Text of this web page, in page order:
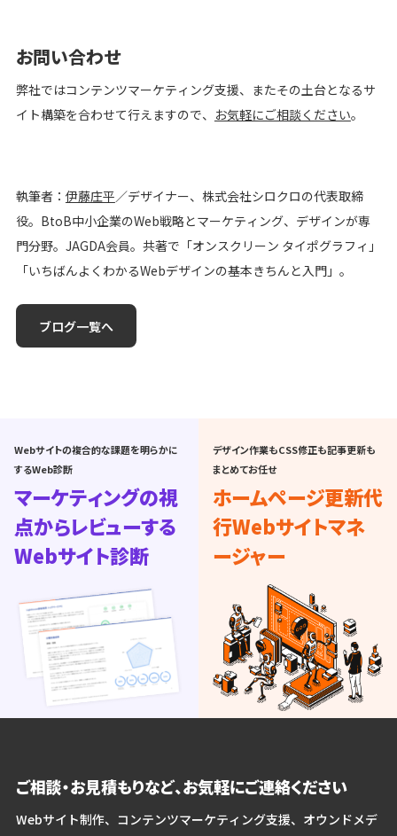
お問い合わせ
弊社ではコンテンツマーケティング支援、またその土台となるサ
イト構築を合わせて行えますので、 お気軽にご相談ください。
執筆者： 伊藤庄平／デザイナー、株式会社シロクロの代表取締
役。BtoB中小企業のWeb戦略とマーケティング、デザインが専
門分野。JAGDA会員。共著で「オンスクリーン タイポグラフィ」
「いちばんよくわかるWebデザインの基本きちんと入門」。
ブログ一覧へ
Webサイトの複合的な課題を明らかに
するWeb診断
マーケティングの視
点からレビューする
Webサイト診断
デザイン作業もCSS修正も記事更新も
まとめてお任せ
ホームページ更新代
行Webサイトマネ
ージャー
ご相談・お見積もりなど、お気軽にご連絡ください
Webサイト制作、コンテンツマーケティング支援、オウンドメデ